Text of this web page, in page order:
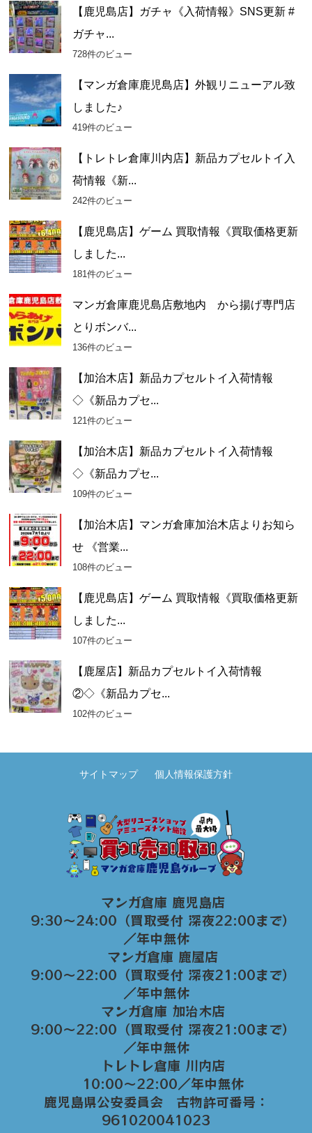
カ
イ
ブ
【鹿児島店】ガチャ《入荷情報》SNS更新 #
ガチャ...
728件のビュー
【マンガ倉庫鹿児島店】外観リニューアル致
しました♪
419件のビュー
【トレトレ倉庫川内店】新品カプセルトイ入
荷情報《新...
242件のビュー
【鹿児島店】ゲーム 買取情報《買取価格更新
しました...
181件のビュー
マンガ倉庫鹿児島店敷地内 から揚げ専門店
とりボンバ...
136件のビュー
【加治木店】新品カプセルトイ入荷情報
◇《新品カプセ...
121件のビュー
【加治木店】新品カプセルトイ入荷情報
◇《新品カプセ...
109件のビュー
【加治木店】マンガ倉庫加治木店よりお知ら
せ 《営業...
108件のビュー
【鹿児島店】ゲーム 買取情報《買取価格更新
しました...
107件のビュー
【鹿屋店】新品カプセルトイ入荷情報
②◇《新品カプセ...
102件のビュー
サイトマップ 個人情報保護方針
マンガ倉庫 鹿児島店
9:30～24:00（買取受付 深夜22:00まで）
／年中無休
マンガ倉庫 鹿屋店
9:00～22:00（買取受付 深夜21:00まで）
／年中無休
マンガ倉庫 加治木店
9:00〜22:00（買取受付 深夜21:00まで）
／年中無休
トレトレ倉庫 川内店
10:00〜22:00／年中無休
鹿児島県公安委員会 古物許可番号：
961020041023